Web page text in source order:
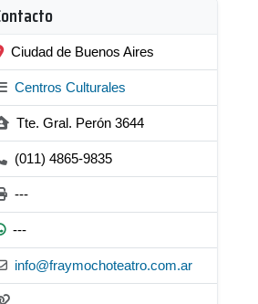
Ciudad de Buenos Aires
Centros Culturales
Tte. Gral. Perón 3644
(011) 4865-9835
---
---
info@fraymochoteatro.com.ar